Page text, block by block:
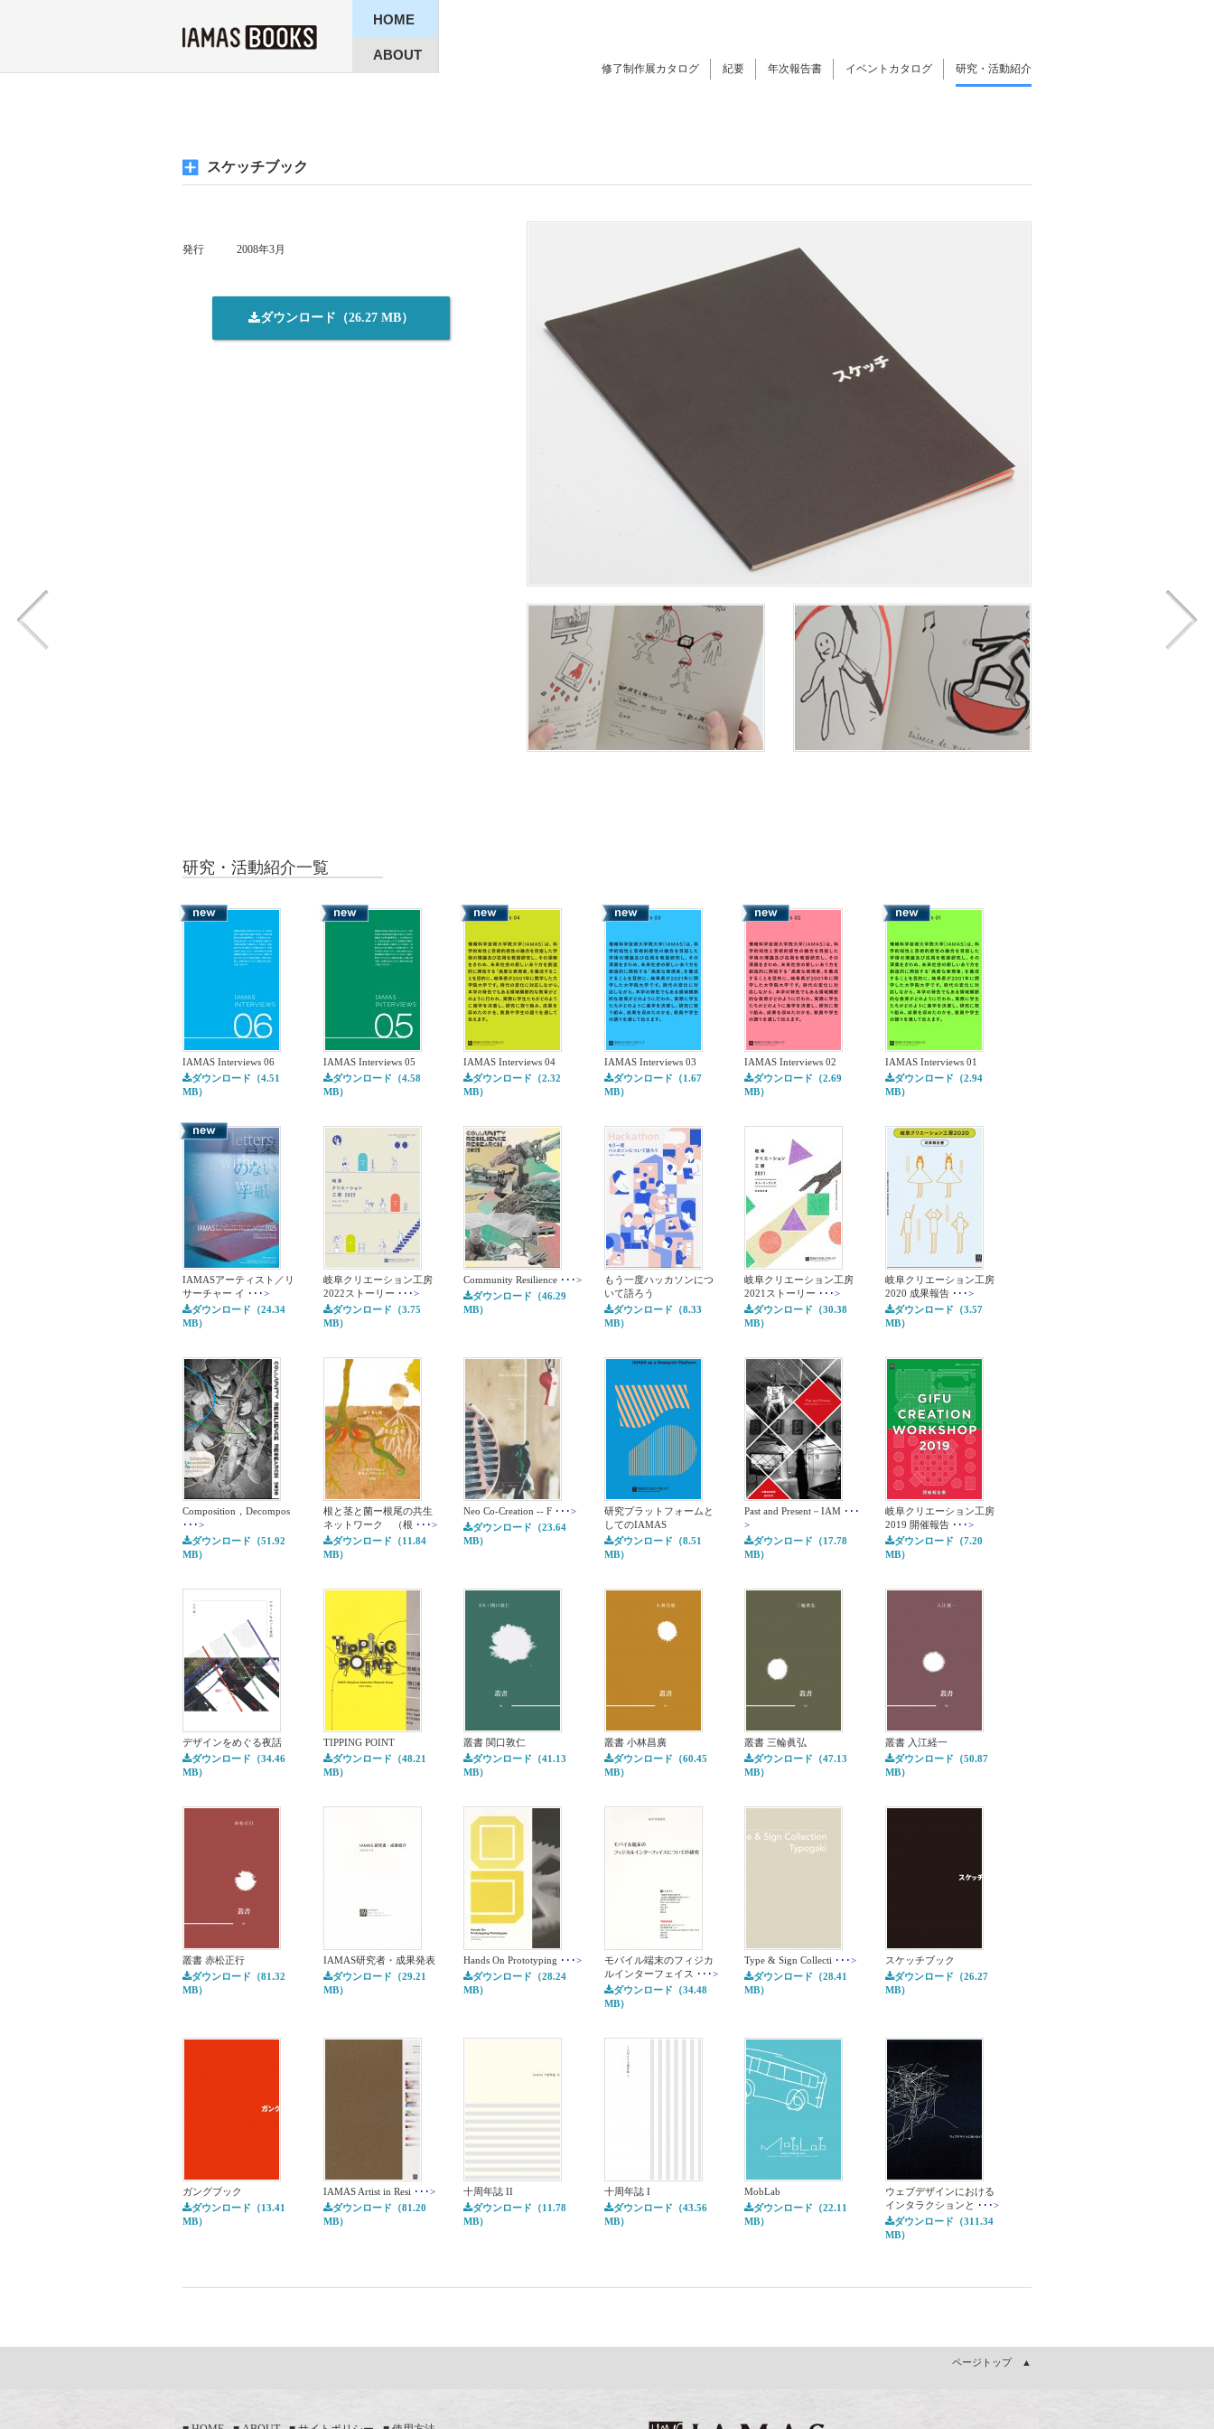
HOME
ABOUT
修了制作展カタログ 紀要 年次報告書 イベントカタログ 研究・活動紹介
スケッチブック
発行 2008年3月
ダウンロード（26.27 MB）
研究・活動紹介一覧
IAMAS Interviews 06
ダウンロード（4.51
MB）
IAMAS Interviews 05
ダウンロード（4.58
MB）
IAMAS Interviews 04
ダウンロード（2.32
MB）
IAMAS Interviews 03
ダウンロード（1.67
MB）
IAMAS Interviews 02
ダウンロード（2.69
MB）
IAMAS Interviews 01
ダウンロード（2.94
MB）
IAMASアーティスト／リ
サーチャー イ ･･･>
ダウンロード（24.34
MB）
岐阜クリエーション工房
2022ストーリー ･･･>
ダウンロード（3.75
MB）
Community Resilience ･･･>
ダウンロード（46.29
MB）
もう一度ハッカソンにつ
いて語ろう
ダウンロード（8.33
MB）
岐阜クリエーション工房
2021ストーリー ･･･>
ダウンロード（30.38
MB）
岐阜クリエーション工房
2020 成果報告 ･･･>
ダウンロード（3.57
MB）
Composition，Decompos
･･･>
ダウンロード（51.92
MB）
根と茎と菌ー根尾の共生
ネットワーク （根 ･･･>
ダウンロード（11.84
MB）
Neo Co-Creation -- F ･･･>
ダウンロード（23.64
MB）
研究プラットフォームと
してのIAMAS
ダウンロード（8.51
MB）
Past and Present－IAM ･･･
>
ダウンロード（17.78
MB）
岐阜クリエーション工房
2019 開催報告 ･･･>
ダウンロード（7.20
MB）
デザインをめぐる夜話
ダウンロード（34.46
MB）
TIPPING POINT
ダウンロード（48.21
MB）
叢書 関口敦仁
ダウンロード（41.13
MB）
叢書 小林昌廣
ダウンロード（60.45
MB）
叢書 三輪眞弘
ダウンロード（47.13
MB）
叢書 入江経一
ダウンロード（50.87
MB）
叢書 赤松正行
ダウンロード（81.32
MB）
IAMAS研究者・成果発表
ダウンロード（29.21
MB）
Hands On Prototyping ･･･>
ダウンロード（28.24
MB）
モバイル端末のフィジカ
ルインターフェイス ･･･>
ダウンロード（34.48
MB）
Type & Sign Collecti ･･･>
ダウンロード（28.41
MB）
スケッチブック
ダウンロード（26.27
MB）
ガングブック
ダウンロード（13.41
MB）
IAMAS Artist in Resi ･･･>
ダウンロード（81.20
MB）
十周年誌 II
ダウンロード（11.78
MB）
十周年誌 I
ダウンロード（43.56
MB）
MobLab
ダウンロード（22.11
MB）
ウェブデザインにおける
インタラクションと ･･･>
ダウンロード（311.34
MB）
ページトップ ▲